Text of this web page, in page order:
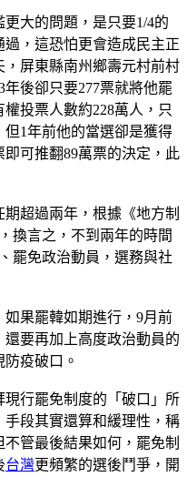
大的問題，是只要1/4的
，這恐怕更會造成民主正
屏東縣南州鄉壽元村前村
年後卻只要277票就將他罷
投票人數約228萬人，只
1年前他的當選卻是獲得
可推翻89萬票的決定，此
超過兩年，根據《地方制
換言之，不到兩年的時間
罷免政治動員，選務與社
如果罷韓如期進行，9月前
要再加上高度政治動員的
疫破口。
行罷免制度的「破口」所
段其實還算和緩理性，稱
管最後結果如何，罷免制
台灣更頻繁的選後鬥爭，開